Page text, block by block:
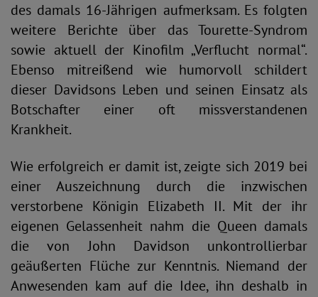
des damals 16-Jährigen aufmerksam. Es folgten
weitere Berichte über das Tourette-Syndrom
sowie aktuell der Kinofilm „Verflucht normal“.
Ebenso mitreißend wie humorvoll schildert
dieser Davidsons Leben und seinen Einsatz als
Botschafter einer oft missverstandenen
Krankheit.
Wie erfolgreich er damit ist, zeigte sich 2019 bei
einer Auszeichnung durch die inzwischen
verstorbene Königin Elizabeth II. Mit der ihr
eigenen Gelassenheit nahm die Queen damals
die von John Davidson unkontrollierbar
geäußerten Flüche zur Kenntnis. Niemand der
Anwesenden kam auf die Idee, ihn deshalb in